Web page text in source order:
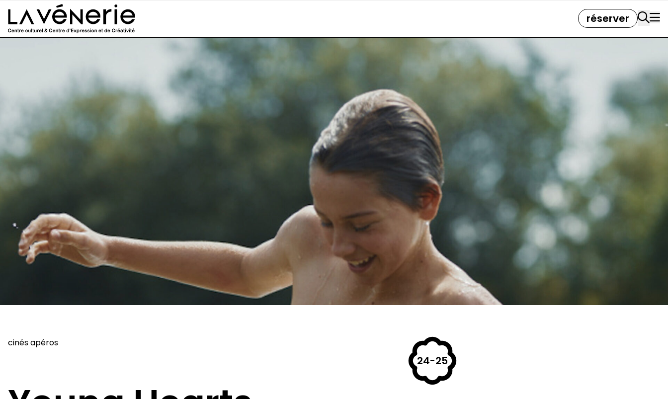
Aller au contenu principal
réserver
cinés apéros
24-25